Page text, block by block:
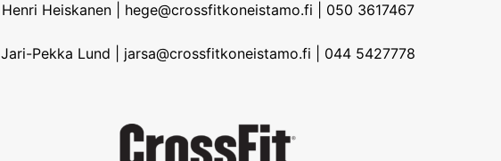
Henri Heiskanen | hege@crossfitkoneistamo.fi | 050 3617467
Jari-Pekka Lund | jarsa@crossfitkoneistamo.fi | 044 5427778